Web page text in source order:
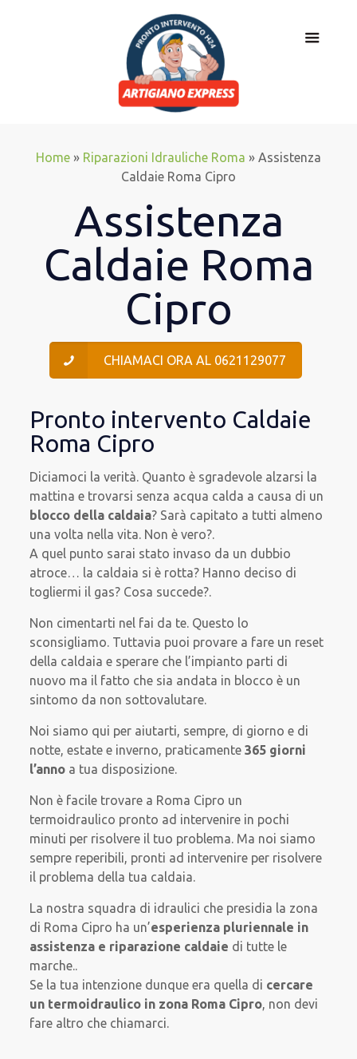
Home » Riparazioni Idrauliche Roma » Assistenza
Caldaie Roma Cipro
Assistenza
Caldaie Roma
Cipro
CHIAMACI ORA AL 0621129077
Pronto intervento Caldaie
Roma Cipro
Diciamoci la verità. Quanto è sgradevole alzarsi la
mattina e trovarsi senza acqua calda a causa di un
blocco della caldaia? Sarà capitato a tutti almeno
una volta nella vita. Non è vero?.
A quel punto sarai stato invaso da un dubbio
atroce… la caldaia si è rotta? Hanno deciso di
togliermi il gas? Cosa succede?.
Non cimentarti nel fai da te. Questo lo
sconsigliamo. Tuttavia puoi provare a fare un reset
della caldaia e sperare che l’impianto parti di
nuovo ma il fatto che sia andata in blocco è un
sintomo da non sottovalutare.
Noi siamo qui per aiutarti, sempre, di giorno e di
notte, estate e inverno, praticamente365 giorni
l’anno a tua disposizione.
Non è facile trovare a Roma Cipro un
termoidraulico pronto ad intervenire in pochi
minuti per risolvere il tuo problema. Ma noi siamo
sempre reperibili, pronti ad intervenire per risolvere
il problema della tua caldaia.
La nostra squadra di idraulici che presidia la zona
di Roma Cipro ha un’esperienza pluriennale in
assistenza e riparazione caldaie di tutte le
marche..
Se la tua intenzione dunque era quella di cercare
un termoidraulico in zona Roma Cipro, non devi
fare altro che chiamarci.